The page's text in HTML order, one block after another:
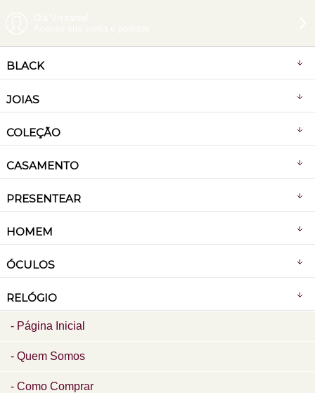
BLACK
JOIAS
COLEÇÃO
CASAMENTO
PRESENTEAR
HOMEM
ÓCULOS
RELÓGIO
Página Inicial
Quem Somos
Como Comprar